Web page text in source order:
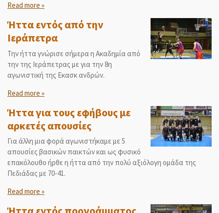
Read more »
Ήττα εντός από την
Ιεράπετρα
Την ήττα γνώρισε σήμερα η Ακαδημία από
την της Ιεράπετρας με για την 8η
αγωνιστική της Εκασκ ανδρών.
Read more »
Ήττα για τους εφήβους με
αρκετές απουσίες
Για άλλη μια φορά αγωνιστήκαμε με 5
απουσίες βασικών παικτών και ως φυσικό
επακόλουθο ήρθε η ήττα από την πολύ αξιόλογη ομάδα της
Πεδιάδας με 70-41.
Read more »